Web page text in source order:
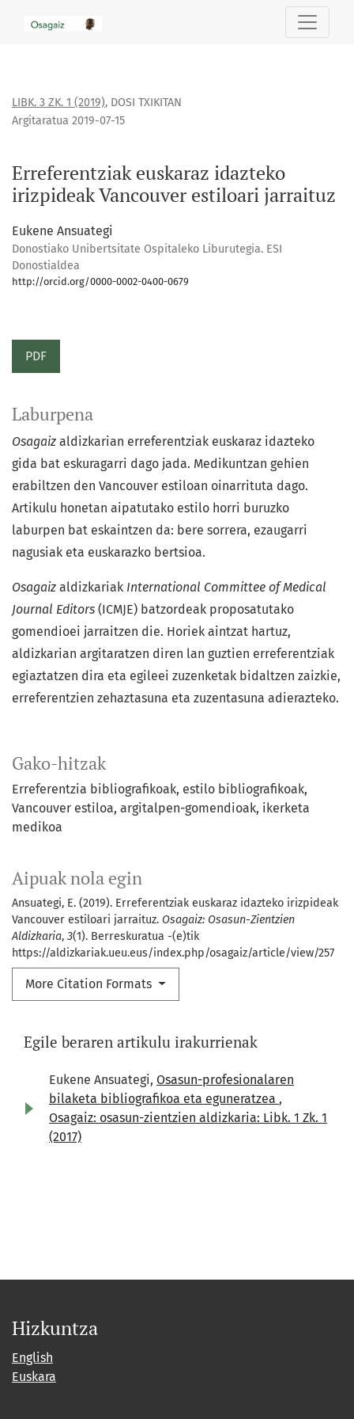
Erreferentziak euskaraz idazteko irizpideak Vancouver
LIBK. 3 ZK. 1 (2019), DOSI TXIKITAN
Erreferentziak euskaraz idazteko
irizpideak Vancouver estiloari jarraituz
Argitaratua 2019-07-15
Eukene Ansuategi
Donostiako Unibertsitate Ospitaleko Liburutegia. ESI
Donostialdea
http://orcid.org/0000-0002-0400-0679
PDF
Gako-hitzak
Erreferentzia bibliografikoak estilo bibliografikoak
Vancouver estiloa argitalpen-gomendioak ikerketa
medikoa
Aipuak nola egin
Ansuategi, E. (2019). Erreferentziak euskaraz idazteko irizpideak
Vancouver estiloari jarraituz. Osagaiz: Osasun-Zientzien
Aldizkaria, 3(1). Berreskuratua -(e)tik
https://aldizkariak.ueu.eus/index.php/osagaiz/article/view/257
More Citation Formats
Laburpena
Osagaiz aldizkarian erreferentziak euskaraz idazteko
gida bat eskuragarri dago jada. Medikuntzan gehien
erabiltzen den Vancouver estiloan oinarrituta dago.
Artikulu honetan aipatutako estilo horri buruzko
laburpen bat eskaintzen da: bere sorrera, ezaugarri
nagusiak eta euskarazko bertsioa.
Osagaiz aldizkariak International Committee of Medical
Journal Editors (ICMJE) batzordeak proposatutako
gomendioei jarraitzen die. Horiek aintzat hartuz,
aldizkarian argitaratzen diren lan guztien erreferentziak
egiaztatzen dira eta egileei zuzenketak bidaltzen zaizkie,
erreferentzien zehaztasuna eta zuzentasuna adierazteko.
Egile beraren artikulu irakurrienak
Eukene Ansuategi, Osasun-profesionalaren
bilaketa bibliografikoa eta eguneratzea ,
Osagaiz: osasun-zientzien aldizkaria: Libk. 1 Zk. 1
(2017)
Hizkuntza
English
Euskara